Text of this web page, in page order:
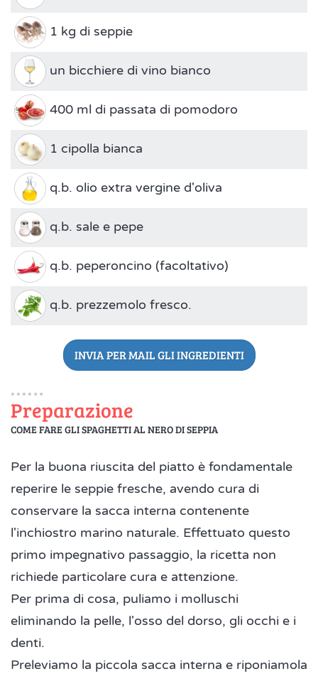
1 kg di seppie
un bicchiere di vino bianco
400 ml di passata di pomodoro
1 cipolla bianca
q.b. olio extra vergine d'oliva
q.b. sale e pepe
q.b. peperoncino (facoltativo)
q.b. prezzemolo fresco.
INVIA PER MAIL GLI INGREDIENTI
Preparazione
COME FARE GLI SPAGHETTI AL NERO DI SEPPIA
Per la buona riuscita del piatto è fondamentale
reperire le seppie fresche, avendo cura di
conservare la sacca interna contenente
l'inchiostro marino naturale. Effettuato questo
primo impegnativo passaggio, la ricetta non
richiede particolare cura e attenzione.
Per prima di cosa, puliamo i molluschi
eliminando la pelle, l'osso del dorso, gli occhi e i
denti.
Preleviamo la piccola sacca interna e riponiamola